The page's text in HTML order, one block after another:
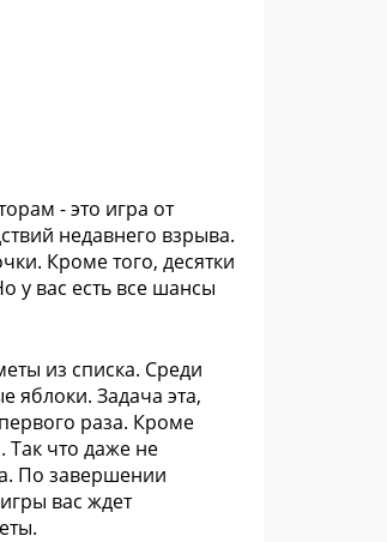
- это игра от
недавнего взрыва.
Кроме того, десятки
у вас есть все шансы
из списка. Среди
яблоки. Задача эта,
раза. Кроме
Так что даже не
По завершении
вас ждет